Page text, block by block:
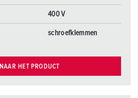
400 V
schroefklemmen
NAAR HET PRODUCT